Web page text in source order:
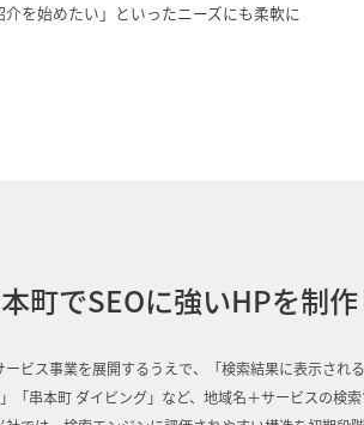
を始めたい」といったニーズにも柔軟に
町でSEOに強いHPを制
ビス事業を展開するうえで、「検索結果に表示され
「串本町 ダイビング」など、地域名＋サービスの検